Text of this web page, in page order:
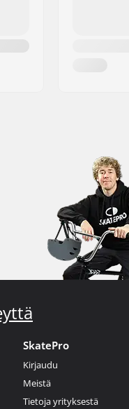
SkatePro
Kirjaudu
Meistä
Tietoja yrityksestä